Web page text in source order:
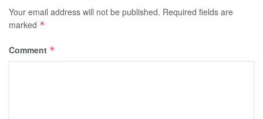
Your email address will not be published. Required fields are
marked *
Comment *